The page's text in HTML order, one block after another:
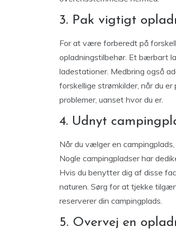
3. Pak vigtigt
For at være forberedt på
opladningstilbehør. Et bærbart
ladestationer. Medbring også
forskellige strømkilder, når du
problemer, uanset hvor du er.
4. Udnyt
Når du vælger en
Nogle campingpladser har
Hvis du benytter dig af disse
naturen. Sørg for at tjekke
reserverer din campingplads.
5. Overvej en